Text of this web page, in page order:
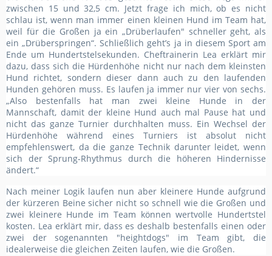
zwischen 15 und 32,5 cm. Jetzt frage ich mich, ob es nicht
schlau ist, wenn man immer einen kleinen Hund im Team hat,
weil für die Großen ja ein „Drüberlaufen" schneller geht, als
ein „Drüberspringen“. Schließlich geht’s ja in diesem Sport am
Ende um Hundertstelsekunden. Cheftrainerin Lea erklärt mir
dazu, dass sich die Hürdenhöhe nicht nur nach dem kleinsten
Hund richtet, sondern dieser dann auch zu den laufenden
Hunden gehören muss. Es laufen ja immer nur vier von sechs.
„Also bestenfalls hat man zwei kleine Hunde in der
Mannschaft, damit der kleine Hund auch mal Pause hat und
nicht das ganze Turnier durchhalten muss. Ein Wechsel der
Hürdenhöhe während eines Turniers ist absolut nicht
empfehlenswert, da die ganze Technik darunter leidet, wenn
sich der Sprung-Rhythmus durch die höheren Hindernisse
ändert.“
Nach meiner Logik laufen nun aber kleinere Hunde aufgrund
der kürzeren Beine sicher nicht so schnell wie die Großen und
zwei kleinere Hunde im Team können wertvolle Hundertstel
kosten. Lea erklärt mir, dass es deshalb bestenfalls einen oder
zwei der sogenannten "heightdogs" im Team gibt, die
idealerweise die gleichen Zeiten laufen, wie die Großen.